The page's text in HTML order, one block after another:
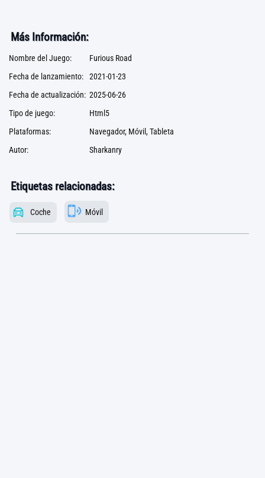
Más Información:
Nombre del Juego:
Furious Road
Fecha de lanzamiento: 2021-01-23
Fecha de actualización: 2025-06-26
Tipo de juego:
Html5
Plataformas:
Navegador, Móvil, Tableta
Autor:
Sharkanry
Etiquetas relacionadas:
Coche Móvil